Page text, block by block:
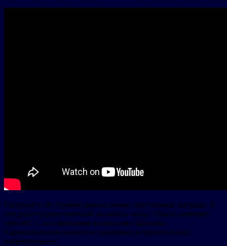
Гастроли в 40 странах мира и самые престижные награды. В
эти дни государственный ансамбль танца «Урал» отмечает
юбилей. С основателями коллектива братьями
Карачинцевыми накануне праздника встретился наш
корреспондент.